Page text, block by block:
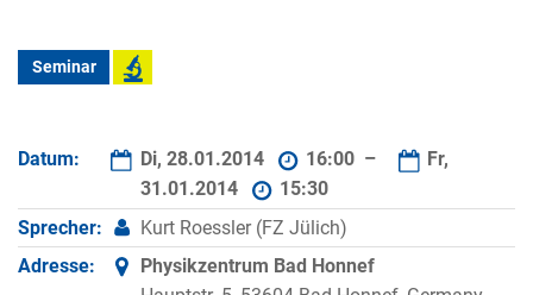
Seminar
Datum: Di, 28.01.2014 16:00 –
Fr,
31.01.2014
15:30
Sprecher:
Kurt Roessler (FZ Jülich)
Adresse:
Physikzentrum Bad Honnef